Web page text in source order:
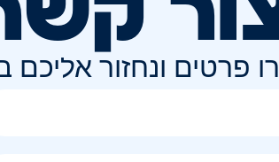
פרטים ונחזור